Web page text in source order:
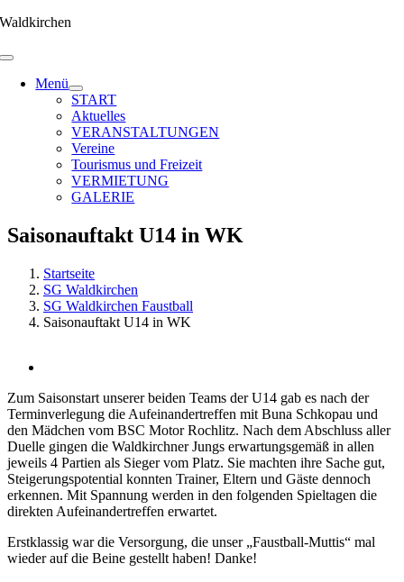
Zum
springen
Waldkirchen
Menü
START
Aktuelles
VERANSTALTUNGEN
Vereine
Tourismus und Freizeit
VERMIETUNG
GALERIE
Saisonauftakt U14 in WK
Startseite
SG Waldkirchen
SG Waldkirchen Faustball
Saisonauftakt U14 in WK
Bild
Zum Saisonstart unserer beiden Teams der U14 gab es nach der
Terminverlegung die Aufeinandertreffen mit Buna Schkopau und
den Mädchen vom BSC Motor Rochlitz. Nach dem Abschluss aller
Duelle gingen die Waldkirchner Jungs erwartungsgemäß in allen
jeweils 4 Partien als Sieger vom Platz. Sie machten ihre Sache gut,
Steigerungspotential konnten Trainer, Eltern und Gäste dennoch
erkennen. Mit Spannung werden in den folgenden Spieltagen die
direkten Aufeinandertreffen erwartet.
Erstklassig war die Versorgung, die unser „Faustball-Muttis“ mal
wieder auf die Beine gestellt haben! Danke!